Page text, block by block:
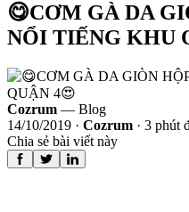
😋CƠM GÀ DA
NỔI TIẾNG KHU
Cozrum — Blog
14/10/2019 · Cozrum · 3 phút
Chia sẻ bài viết này